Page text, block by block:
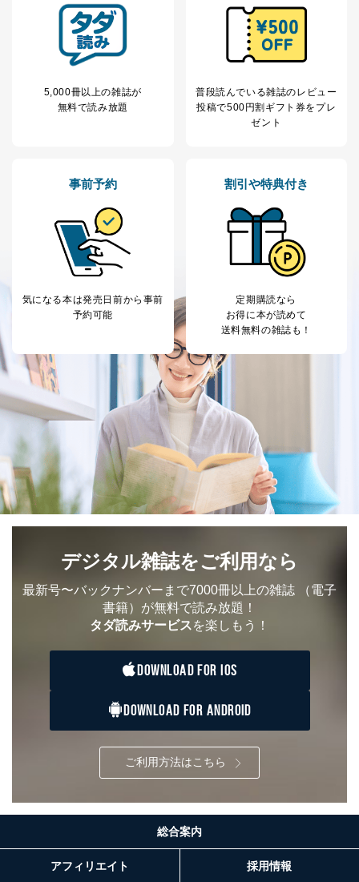
5,000冊以上の雑誌が
無料で読み放題
普段読んでいる雑誌のレビュー
投稿で500円割ギフト券をプレ
ゼント
事前予約
気になる本は発売日前から事前
予約可能
割引や特典付き
定期購読なら
お得に本が読めて
送料無料の雑誌も！
デジタル雑誌をご利用なら
最新号〜バックナンバーまで7000冊以上の雑誌 （電子
書籍）が無料で読み放題！
タダ読みサービスを楽しもう！
DOWNLOAD FOR IOS
DOWNLOAD FOR ANDROID
ご利用方法はこちら
総合案内
アフィリエイト 採用情報